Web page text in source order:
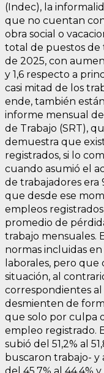
(Indec), la
que no cuentan
obra social o
total de puestos de
de 2025, con
y 1,6 respecto a
casi mitad de los
ende, también
informe mensual
de Trabajo (SRT),
demuestra que
registrados, si lo
cuando asumió el
de trabajadores era
que desde ese
empleos
promedio de
trabajo mensuales.
normas incluidas
laborales, pero
situación, al
correspondientes
desmienten de
que solo por culpa
empleo registrado.
subió del 51,2% al
buscaron trabajo- y
del 45,7% al 44,4%